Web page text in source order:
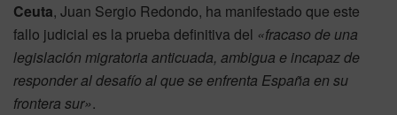
Ceuta, Juan Sergio Redondo, ha manifestado que este
fallo judicial es la prueba definitiva del «fracaso de una
legislación migratoria anticuada, ambigua e incapaz de
responder al desafío al que se enfrenta España en su
frontera sur».